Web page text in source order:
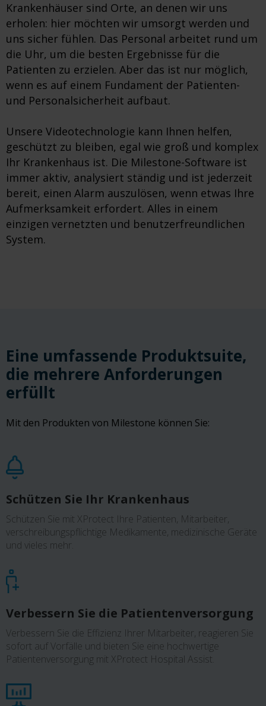
Krankenhäuser sind Orte, an denen wir uns
erholen: hier möchten wir umsorgt werden und
uns sicher fühlen. Das Personal arbeitet rund um
die Uhr, um die besten Ergebnisse für die
Patienten zu erzielen. Aber das ist nur möglich,
wenn es auf einem Fundament der Patienten-
und Personalsicherheit aufbaut.
Unsere Videotechnologie kann Ihnen helfen,
geschützt zu bleiben, egal wie groß und komplex
Ihr Krankenhaus ist. Die Milestone-Software ist
immer aktiv, analysiert ständig und ist jederzeit
bereit, einen Alarm auszulösen, wenn etwas Ihre
Aufmerksamkeit erfordert. Alles in einem
einzigen vernetzten und benutzerfreundlichen
System.
Eine umfassende Produktsuite,
die mehrere Anforderungen
erfüllt
Mit den Produkten von Milestone können Sie:
Schützen Sie Ihr Krankenhaus
Schützen Sie mit XProtect Ihre Patienten, Mitarbeiter,
verschreibungspflichtige Medikamente, medizinische Geräte
und vieles mehr.
Verbessern Sie die Patientenversorgung
Verbessern Sie die Effizienz Ihrer Mitarbeiter, reagieren Sie
sofort auf Vorfälle und bieten Sie eine hochwertige
Patientenversorgung mit XProtect Hospital Assist.